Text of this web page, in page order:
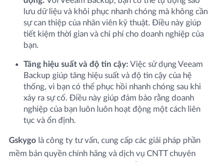
lưu dữ liệu và khôi phục nhanh chóng mà không cần
sự can thiệp của nhân viên kỹ thuật. Điều này giúp
tiết kiệm thời gian và chi phí cho doanh nghiệp của
bạn.
Tăng hiệu suất và độ tin cậy: Việc sử dụng Veeam
Backup giúp tăng hiệu suất và độ tin cậy của hệ
thống, vì bạn có thể phục hồi nhanh chóng sau khi
xảy ra sự cố. Điều này giúp đảm bảo rằng doanh
nghiệp của bạn luôn luôn hoạt động một cách liên
tục và ổn định.
Gskygo là công ty tư vấn, cung cấp các giải pháp phần
mềm bản quyền chính hãng và dịch vụ CNTT chuyên